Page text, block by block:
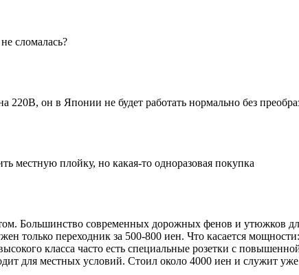
сломалась?
он в Японии не будет работать нормально без
местную плойку, но какая-то одноразовая покупка
Большинство современных дорожных фенов и утюжков
только переходник за 500-800 иен. Что касается
класса часто есть специальные розетки с
для местных условий. Стоил около 4000 иен и служит